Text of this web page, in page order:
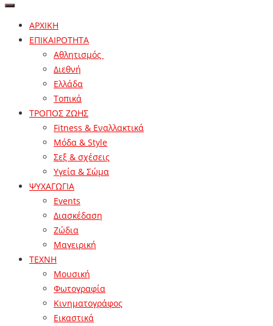
ΑΡΧΙΚΗ
ΕΠΙΚΑΙΡΟΤΗΤΑ
Αθλητισμός
Διεθνή
Ελλάδα
Τοπικά
ΤΡΟΠΟΣ ΖΩΗΣ
Fitness & Εναλλακτικά
Μόδα & Style
Σεξ & σχέσεις
Υγεία & Σώμα
ΨΥΧΑΓΩΓΙΑ
Events
Διασκέδαση
Ζώδια
Μαγειρική
ΤΕΧΝΗ
Μουσική
Φωτογραφία
Κινηματογράφος
Εικαστικά